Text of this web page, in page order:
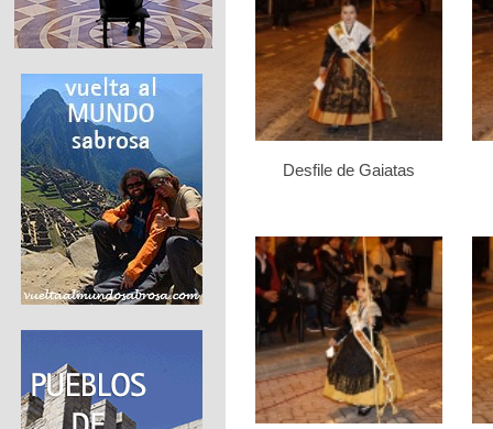
Desfile de Gaiatas